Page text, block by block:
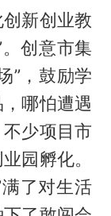
新创业教
创意市集
”，鼓励学
哪怕遭遇
少项目市
园孵化。
了对生活